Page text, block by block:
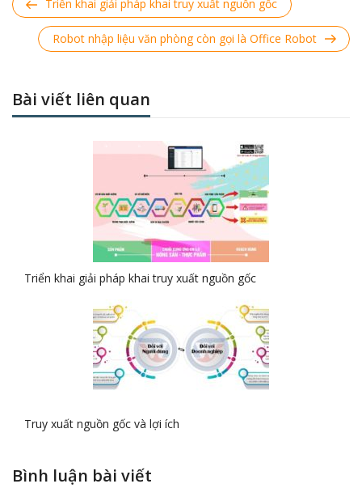
Post
Triển khai giải pháp khai truy xuất nguồn gốc
Next
Post
Robot nhập liệu văn phòng còn gọi là Office Robot
Bài viết liên quan
Triển khai giải pháp khai truy xuất nguồn gốc
Truy xuất nguồn gốc và lợi ích
Bình luận bài viết